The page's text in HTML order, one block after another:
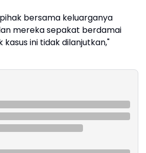
bersama keluarganya
mereka sepakat berdamai
ini tidak dilanjutkan,"